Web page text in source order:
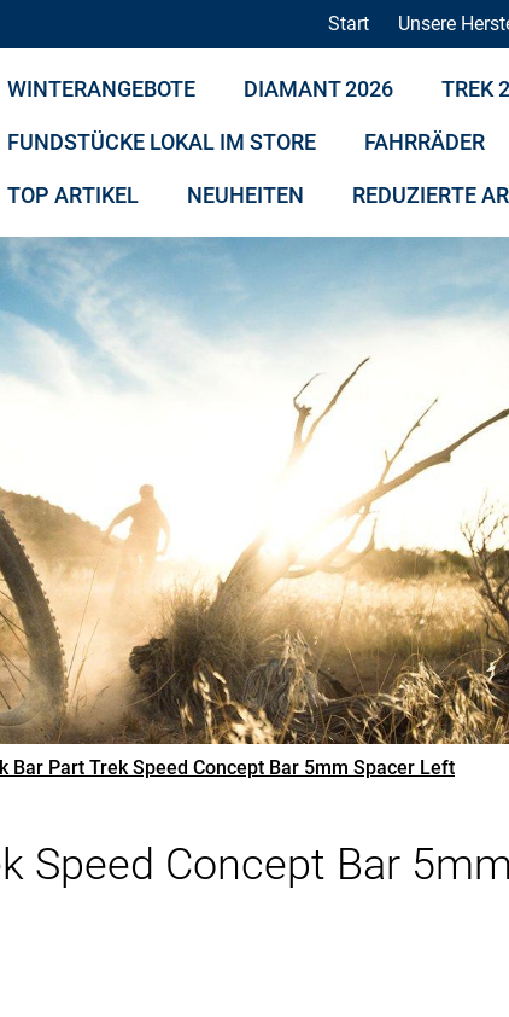
Start Unsere
WINTERANGEBOTE DIAMANT 2026 TREK
FUNDSTÜCKE LOKAL IM STORE FAHRRÄDER
TOP ARTIKEL NEUHEITEN REDUZIERTE
Bar Part Trek Speed Concept Bar 5mm Spacer Left
Speed Concept Bar